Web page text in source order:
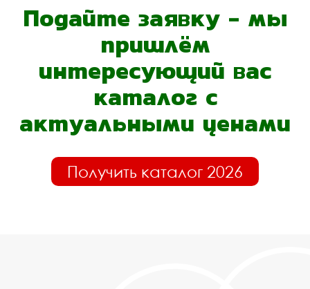
Подайте заявку - мы
пришлём
интересующий вас
каталог с
актуальными ценами
Получить каталог 2026